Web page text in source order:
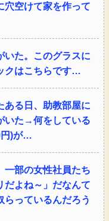
穴空けて家を作って
いた。このグラスに
クはこちらです…
ある日、助教部屋に
いた→何をしている
円)が…
一部の女性社員たち
だよね～」だなんて
らっているんだろう